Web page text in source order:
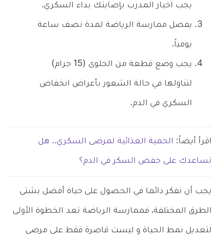
يجب اخبار المدرب بإصابتك بداء السكري.
يفضل ممارسة الرياضة لمدة نصف ساعة
يومياً.
يجب وضع قطعة من الحلوى (15 جرام)
لتناولها في حالة الشعور بأعراض انخفاض
السكري في الدم.
اقرأ أيضاً: الحمية الغذائية لمرضى السكري.. هل
تساعدك على خفض السكر في الدم؟
يجب أن نفكر دائما في الحصول على حياة أفضل بشتى
الطرق المختلفة، فممارسة الرياضة تعد الخطوة الأولى
لتعديل نمط الحياة و ليست قاصرة فقط على مرضى